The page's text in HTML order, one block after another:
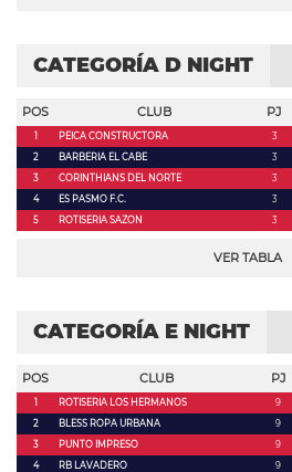
CATEGORÍA D NIGHT
POS CLUB PJ
1 PEICA CONSTRUCTORA 3
2
BARBERIA EL CABE 3
3
CORINTHIANS DEL NORTE 3
4
ES PASMO F.C. 3
5
ROTISERIA SAZON 3
VER TABLA
CATEGORÍA E NIGHT
POS CLUB PJ
1 ROTISERIA LOS HERMANOS 9
2
BLESS ROPA URBANA 9
3
PUNTO IMPRESO 9
4
RB LAVADERO 9